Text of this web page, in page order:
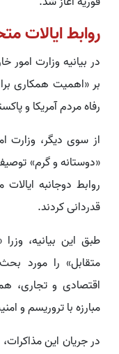
روابط ایالات
در بیانیه‌ وزارت
بر «اهمیت همکاری
رفاه مردم آمریکا و
از سوی دیگر، وزارت
«دوستانه و گرم»
روابط دوجانبه
قدردانی کردند.
طبق این بیانیه،
متقابل» را مورد
اقتصادی و تجاری،
مبارزه با تروریسم و
در جریان این